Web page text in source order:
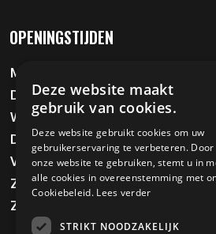
OPENINGSTIJDEN
Maandag
09:00 - 12:00 /
Dinsdag
Gesloten
Woensdag
09:00 - 12:00 /
Donderdag
09:00 - 12:00 /
Vrijdag
09:00 - 12:00 /
Zaterdag
09:00 - 16:00
Zondag
Deze website maakt
gebruik van cookies.
Deze website gebruikt cookies om uw
gebruikerservaring te verbeteren. Door
onze website te gebruiken, stemt u in
alle cookies in overeenstemming met
Cookiebeleid. Lees verder
STRIKT NOODZAKELIJK